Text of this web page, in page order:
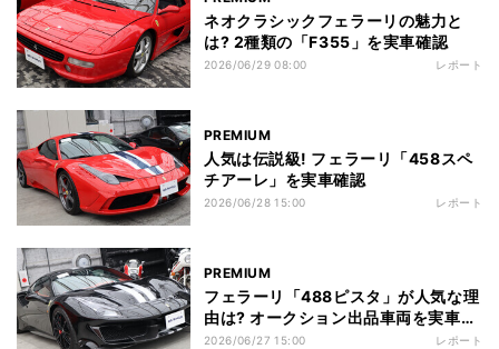
ネオクラシックフェラーリの魅力と
は? 2種類の「F355」を実車確認
2026/06/29 08:00 レポート
PREMIUM
人気は伝説級! フェラーリ「458スペ
チアーレ」を実車確認
2026/06/28 15:00 レポート
PREMIUM
フェラーリ「488ピスタ」が人気な理
由は? オークション出品車両を実車確
認
2026/06/27 15:00 レポート